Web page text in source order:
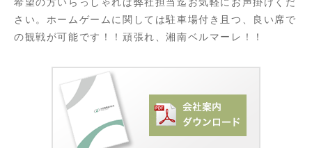
さい。ホームゲームに関しては駐車場付き且つ、良い席で
の観戦が可能です！！頑張れ、湘南ベルマーレ！！